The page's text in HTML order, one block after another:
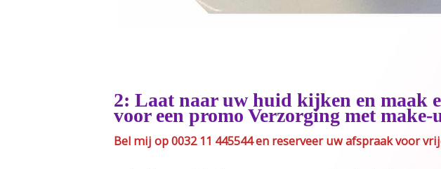
2: Laat naar uw huid kijken en maak
voor een promo Verzorging met make-
Bel mij op 0032 11 445544 en reserveer uw afspraak voor